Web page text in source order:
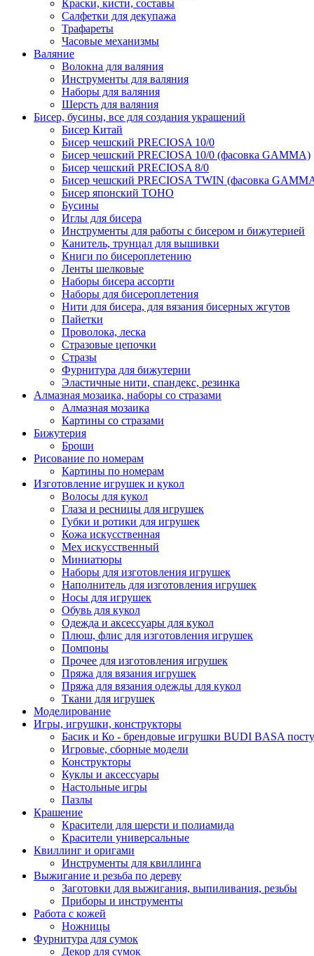
Краски, кисти, составы
Салфетки для декупажа
Трафареты
Часовые механизмы
Валяние
Волокна для валяния
Инструменты для валяния
Наборы для валяния
Шерсть для валяния
Бисер, бусины, все для создания украшений
Бисер Китай
Бисер чешский PRECIOSA 10/0
Бисер чешский PRECIOSA 10/0 (фасовка GAMMA)
Бисер чешский PRECIOSA 8/0
Бисер чешский PRECIOSA TWIN (фасовка
Бисер японский TOHO
Бусины
Иглы для бисера
Инструменты для работы с бисером и бижутерией
Канитель, трунцал для вышивки
Книги по бисероплетению
Ленты шелковые
Наборы бисера ассорти
Наборы для бисероплетения
Нити для бисера, для вязания бисерных жгутов
Пайетки
Проволока, леска
Стразовые цепочки
Стразы
Фурнитура для бижутерии
Эластичные нити, спандекс, резинка
Алмазная мозаика, наборы со стразами
Алмазная мозаика
Картины co стразами
Бижутерия
Броши
Рисование по номерам
Картины по номерам
Изготовление игрушек и кукол
Волосы для кукол
Глаза и ресницы для игрушек
Губки и ротики для игрушек
Кожа искусственная
Мех искусственный
Миниатюры
Наборы для изготовления игрушек
Наполнитель для изготовления игрушек
Носы для игрушек
Обувь для кукол
Одежда и аксессуары для кукол
Плюш, флис для изготовления игрушек
Помпоны
Прочее для изготовления игрушек
Пряжа для вязания игрушек
Пряжа для вязания одежды для кукол
Ткани для игрушек
Моделирование
Игры, игрушки, конструкторы
Басик и Ко - брендовые игрушки BUDI BASA
Игровые, сборные модели
Конструкторы
Куклы и аксессуары
Настольные игры
Пазлы
Крашение
Красители для шерсти и полиамида
Красители универсальные
Квиллинг и оригами
Инструменты для квиллинга
Выжигание и резьба по дереву
Заготовки для выжигания, выпиливания, резьбы
Приборы и инструменты
Работа с кожей
Ножницы
Фурнитура для сумок
Декор для сумок